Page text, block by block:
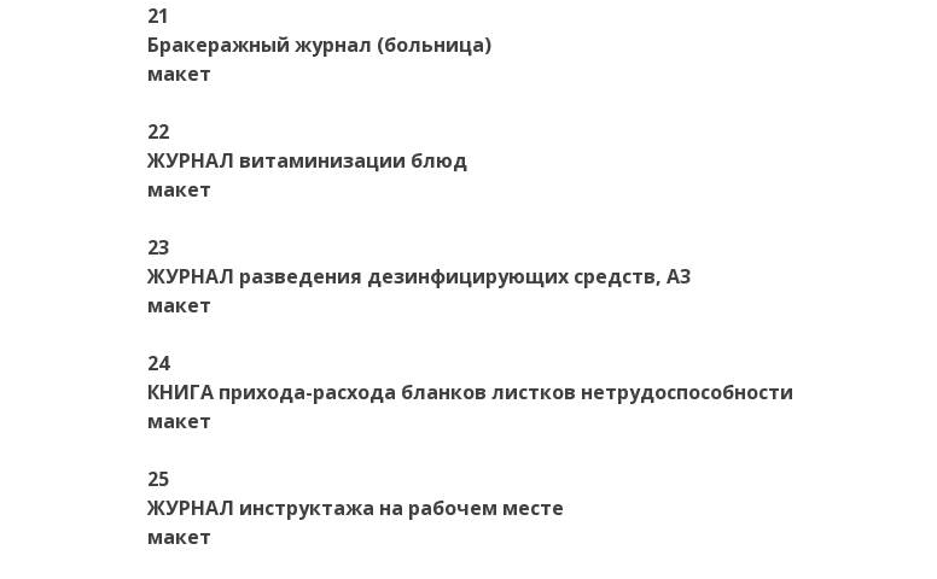
21
Бракеражный журнал (больница)
макет
22
ЖУРНАЛ витаминизации блюд
макет
23
ЖУРНАЛ разведения дезинфицирующих средств, А3
макет
24
КНИГА прихода-расхода бланков листков нетрудоспособности
макет
25
ЖУРНАЛ инструктажа на рабочем месте
макет